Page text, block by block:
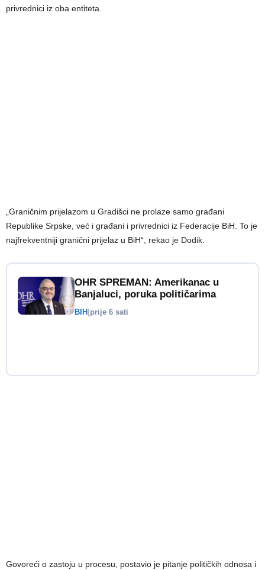
privrednici iz oba entiteta.
„Graničnim prijelazom u Gradišci ne prolaze samo građani
Republike Srpske, već i građani i privrednici iz Federacije BiH. To je
najfrekventniji granični prijelaz u BiH“, rekao je Dodik.
OHR SPREMAN: Amerikanac u
Banjaluci, poruka političarima
BIH prije 6 sati
Govoreći o zastoju u procesu, postavio je pitanje političkih odnosa i